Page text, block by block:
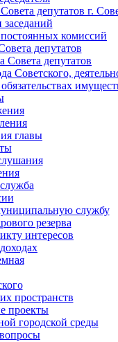
депутатов г.
комиссий
депутатов
Совета депутатов
Советского,
главы
службу
резерва
интересов
пространств
проекты
городской среды